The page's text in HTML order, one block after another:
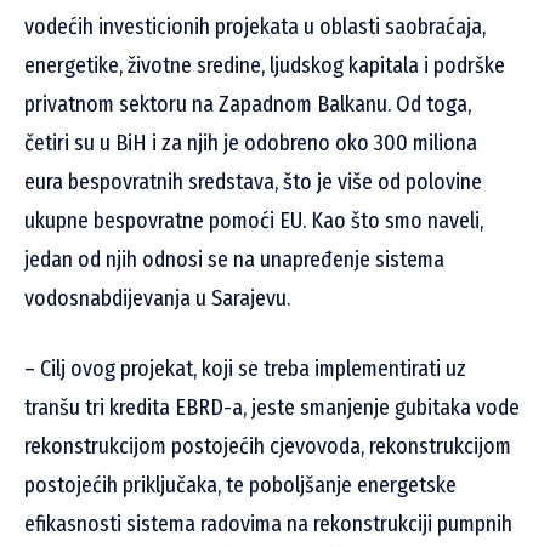
vodećih investicionih projekata u oblasti saobraćaja,
energetike, životne sredine, ljudskog kapitala i podrške
privatnom sektoru na Zapadnom Balkanu. Od toga,
četiri su u BiH i za njih je odobreno oko 300 miliona
eura bespovratnih sredstava, što je više od polovine
ukupne bespovratne pomoći EU. Kao što smo naveli,
jedan od njih odnosi se na unapređenje sistema
vodosnabdijevanja u Sarajevu.
– Cilj ovog projekat, koji se treba implementirati uz
tranšu tri kredita EBRD-a, jeste smanjenje gubitaka vode
rekonstrukcijom postojećih cjevovoda, rekonstrukcijom
postojećih priključaka, te poboljšanje energetske
efikasnosti sistema radovima na rekonstrukciji pumpnih